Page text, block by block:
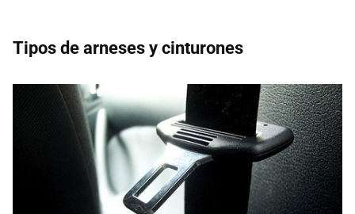
Tipos de arneses y cinturones